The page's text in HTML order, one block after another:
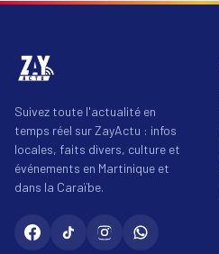
Suivez toute l'actualité en
temps réel sur ZayActu : infos
locales, faits divers, culture et
événements en Martinique et
dans la Caraïbe.